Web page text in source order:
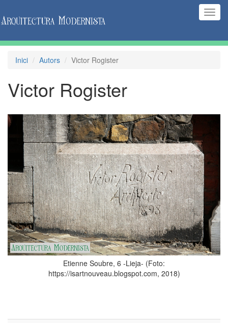
Inici Autors Victor Rogister
Victor Rogister
Etienne Soubre, 6 -Lieja- (Foto:
https://isartnouveau.blogspot.com, 2018)